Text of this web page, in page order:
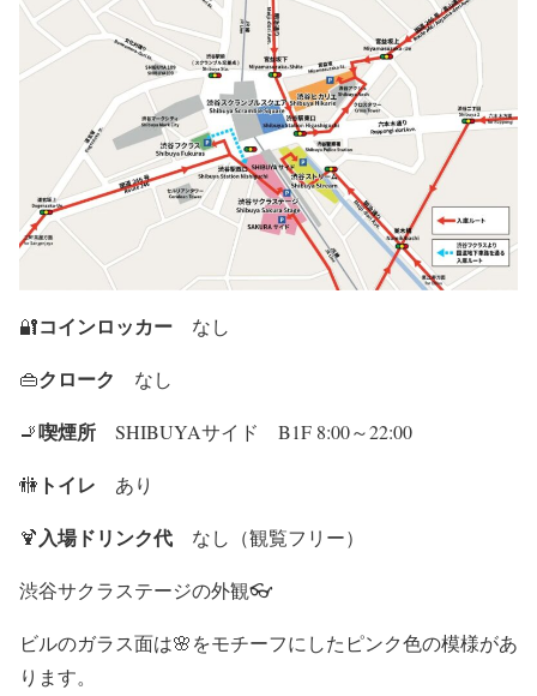
🔐コインロッカー なし
👜クローク なし
🚬喫煙所 SHIBUYAサイド B1F 8:00～22:00
🚻 トイレ あり
🍹入場ドリンク代 なし（観覧フリー）
渋谷サクラステージの外観👓
ビルのガラス面は🌸をモチーフにしたピンク色の模様があ
ります。